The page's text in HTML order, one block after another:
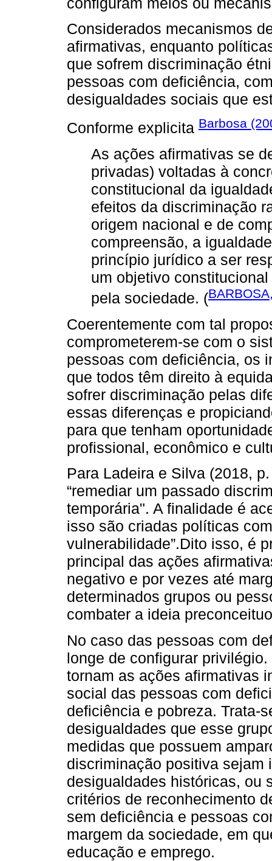
Considerados mecanismos
afirmativas, enquanto
que sofrem discriminação
pessoas com deficiência,
desigualdades sociais que
Conforme explicita Barbosa
As ações afirmativas se
privadas) voltadas à
constitucional da
efeitos da discriminação
origem nacional e de
compreensão, a
princípio jurídico a ser
um objetivo
pela sociedade. (
Coerentemente com tal
comprometerem-se com o
pessoas com deficiência, os
que todos têm direito à
sofrer discriminação pelas
essas diferenças e
para que tenham
profissional, econômico e
Para Ladeira e Silva (2018,
“remediar um passado
temporária". A finalidade é
isso são criadas políticas
vulnerabilidade”.Dito isso, é
principal das ações
negativo e por vezes até
determinados grupos ou
combater a ideia
No caso das pessoas com
longe de configurar
tornam as ações afirmativas
social das pessoas com
deficiência e pobreza. Trata-
desigualdades que esse
medidas que possuem
discriminação positiva sejam
desigualdades históricas, ou
critérios de reconhecimento
sem deficiência e pessoas
margem da sociedade, em
educação e emprego.